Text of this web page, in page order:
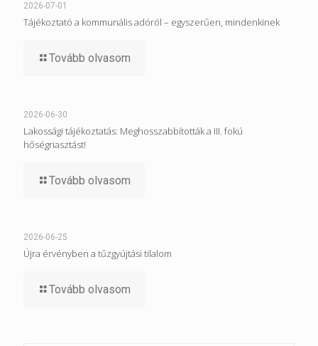
2026-07-01
Tájékoztató a kommunális adóról – egyszerűen, mindenkinek
Tovább olvasom
2026-06-30
Lakossági tájékoztatás: Meghosszabbították a III. fokú
hőségriasztást!
Tovább olvasom
2026-06-25
Újra érvényben a tűzgyújtási tilalom
Tovább olvasom